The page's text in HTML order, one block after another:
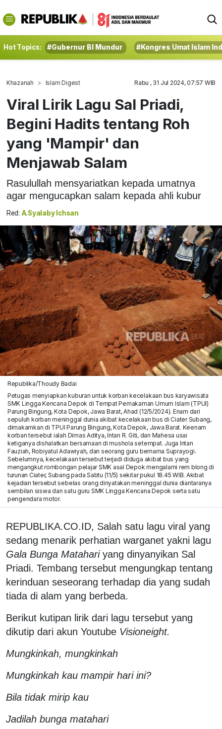
Hot Topics: #Gubernur BI Mundur #Kongres Umat Islam
Khazanah Islam Digest Rabu , 31 Jul 2024, 07:57 WIB
Viral Lirik Lagu Sal Priadi,
Begini Hadits tentang Roh
yang 'Mampir' dan
Menjawab Salam
Rasulullah mensyariatkan kepada umatnya
agar mengucapkan salam kepada ahli kubur
Red: A.Syalaby Ichsan
Republika/Thoudy Badai
Petugas menyiapkan kuburan untuk korban kecelakaan bus karyawisata
SMK Lingga Kencana Depok di Tempat Pemakaman Umum Islam (TPUI)
Parung Bingung, Kota Depok, Jawa Barat, Ahad (12/5/2024). Enam dari
sepuluh korban meninggal dunia akibat kecelakaan bus di Ciater Subang,
dimakamkan di TPUI Parung Bingung, Kota Depok, Jawa Barat. Keenam
korban tersebut ialah Dimas Aditya, Intan R. Giti, dan Mahesa usai
ketiganya dishalatkan bersamaan di mushola setempat. Juga Intan
Fauziah, Robiyatul Adawiyah, dan seorang guru bernama Suprayogi.
Sebelumnya, kecelakaan tersebut terjadi diduga akibat bus yang
mengangkut rombongan pelajar SMK asal Depok mengalami rem blong di
turunan Ciater, Subang pada Sabtu (11/5) sekitar pukul 18.45 WIB. Akibat
kejadian tersebut sebelas orang dinyatakan meninggal dunia diantaranya
sembilan siswa dan satu guru SMK Lingga Kencana Depok serta satu
pengendara motor.
REPUBLIKA.CO.ID, Salah satu lagu viral yang
sedang menarik perhatian warganet yakni lagu
Gala Bunga Matahariyang dinyanyikan Sal
Priadi. Tembang tersebut mengungkap tentang
kerinduan seseorang terhadap dia yang sudah
tiada di alam yang berbeda.
Berikut kutipan lirik dari lagu tersebut yang
dikutip dari akun Youtube Visioneight.
Mungkinkah, mungkinkah
Mungkinkah kau mampir hari ini?
Bila tidak mirip kau
Jadilah bunga matahari